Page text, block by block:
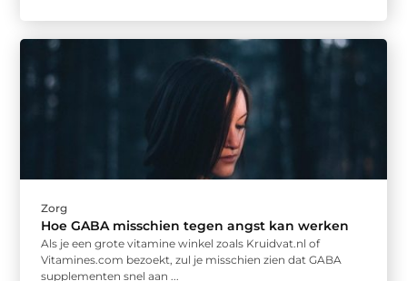
Zorg
Hoe GABA misschien tegen angst kan werken
Als je een grote vitamine winkel zoals Kruidvat.nl of
Vitamines.com bezoekt, zul je misschien zien dat GABA
supplementen snel aan ...